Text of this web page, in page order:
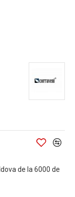
de la 6000 de